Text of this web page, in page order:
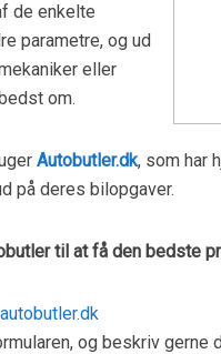
de enkelte
parametre, og ud
eller
om.
Autobutler.dk, som har
på deres bilopgaver.
til at få den bedste
og beskriv gerne